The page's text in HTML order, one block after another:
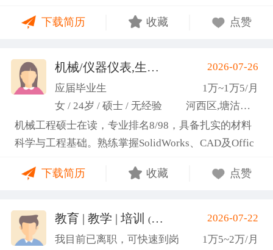
下载简历 收藏 点赞
机械/仪器仪表,生产管理/研发 (高蕾)
2026-07-26
应届毕业生
1万~1万5/月
女 / 24岁 / 硕士 / 无经验
河西区,塘沽区,东丽区
机械工程硕士在读，专业排名8/98，具备扎实的材料
科学与工程基础。熟练掌握SolidWorks、CAD及Offic
2项天津市科研项目，擅长实验设计与数据分析;曾带
优秀的团队协作与沟通协调能力，责任心强，渴望将
科研严谨性融入实践工作中
下载简历 收藏 点赞
教育 | 教学 | 培训 (汤山文)
2026-07-22
我目前已离职，可快速到岗
1万5~2万/月